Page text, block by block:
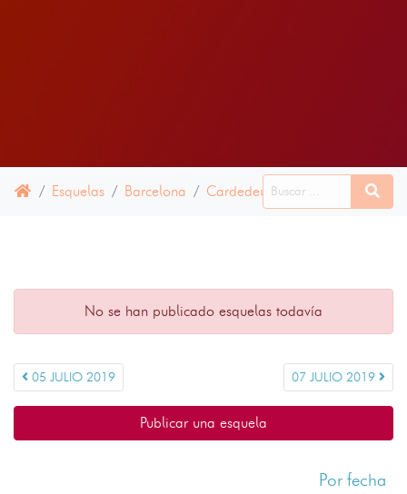
Esquelas Barcelona Cardedeu 06 JULIO 2019
No se han publicado esquelas todavía
05 JULIO 2019 07 JULIO 2019
Publicar una esquela
Por fecha